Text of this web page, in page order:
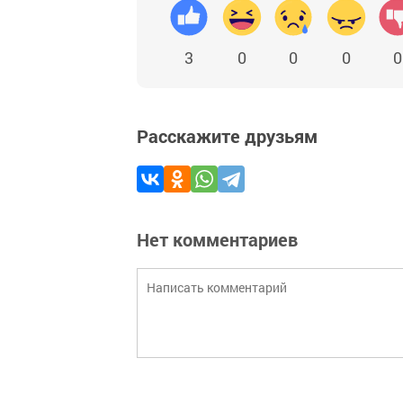
3 0 0 0 0
Расскажите друзьям
Нет комментариев